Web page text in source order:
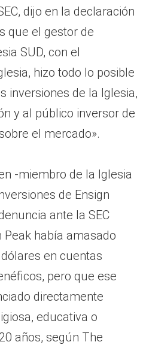
dijo en la declaración
que el gestor de
SUD, con el
hizo todo lo posible
inversiones de la Iglesia,
y al público inversor de
el mercado».
-miembro de la Iglesia
de Ensign
ante la SEC
Peak había amasado
en cuentas
pero que ese
directamente
educativa o
años, según The